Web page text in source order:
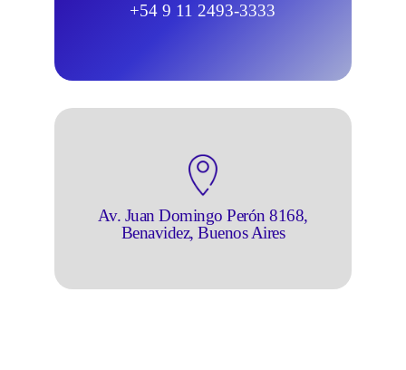
+54 9 11 2493-3333
Av. Juan Domingo Perón 8168,
Benavidez, Buenos Aires